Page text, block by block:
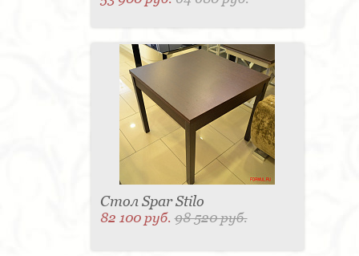
Стол Spar Stilo
82 100 руб.98 520 руб.